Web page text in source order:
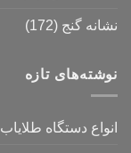
نشانه گنج (172)
نوشته‌های تازه
انواع دستگاه